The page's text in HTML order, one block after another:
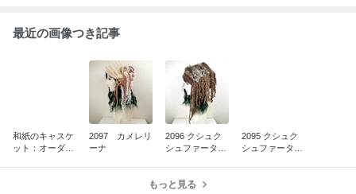
最近の画像つき記事
和紙のキャスケ
ット：オーダー
2097 カメレリ
ーナ
2096 クシュク
シュファーター
2095 クシュク
シュファーター
もっと見る